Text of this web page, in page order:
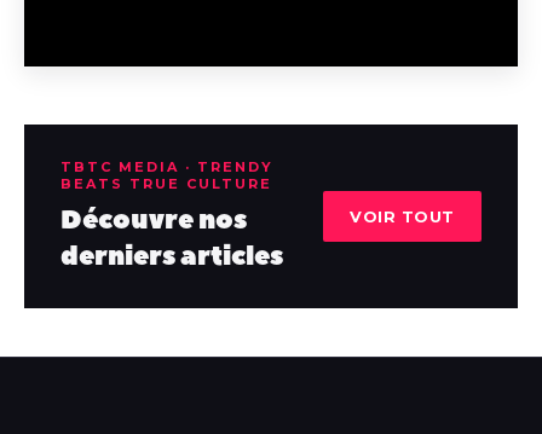
TBTC MEDIA · TRENDY
BEATS TRUE CULTURE
Découvre nos
derniers articles
VOIR TOUT